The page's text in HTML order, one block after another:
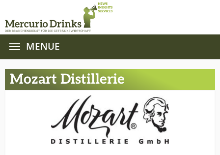
MENUE
Mozart Distillerie